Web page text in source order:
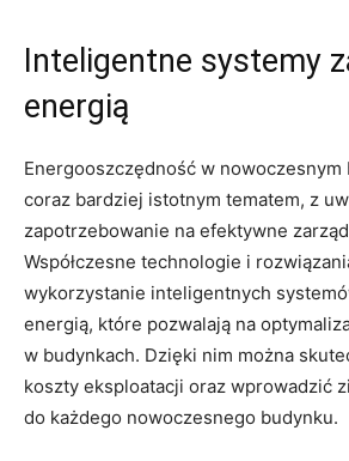
Inteligentne systemy
energią
Energooszczędność w
coraz bardziej istotnym tematem, z
zapotrzebowanie⁢ na efektywne
Współczesne technologie⁢ i
wykorzystanie inteligentnych
energią, które pozwalają na
w​ budynkach. Dzięki nim ⁣można
koszty⁣ eksploatacji oraz wprowadzić
do​ każdego nowoczesnego budynku.